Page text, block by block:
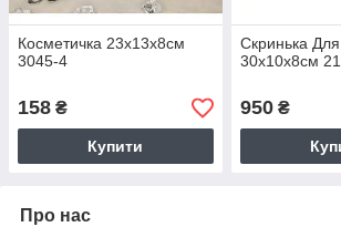
Косметичка 23х13х8см
3045-4
158 ₴
Купити
Скринька Для
30х10х8см
950₴
Про нас